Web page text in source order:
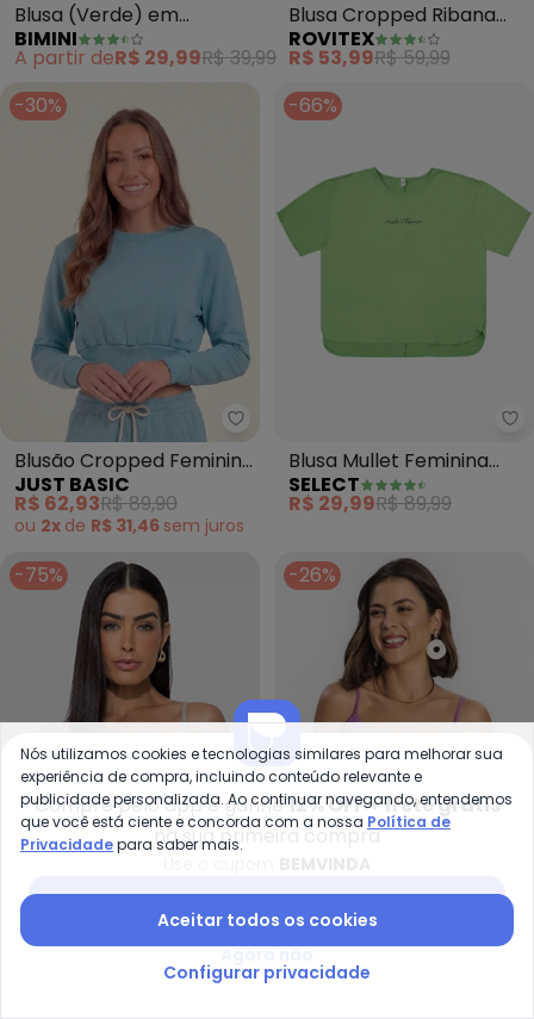
Blusa (Verde) em
Canelado
BIMINI
A partir deR$ 29,99R$ 39,99
Blusa Cropped Ribana
Básica (Bege)
ROVITEX
R$ 53,99R$ 59,99
-30%
Just Basic - Blusão Cropped
Blusão Cropped Feminino
Moletom Azul
JUST BASIC
R$ 62,93R$ 89,90
ou 2x de R$ 31,46 sem juros
-66%
Blusa Mullet Feminina
(Verde)
SELECT
R$ 29,99R$ 89,99
-75%
Enfim - Blusa (Taupe) Justa
Blusa (Taupe) Justa em
ENFIM
R$ 169,00
-26%
Top Feminino em Air Flow
(Roxo)
ROVITEX
R$ 36,99
Compre pelo app e ganhe12% OFF + frete grátis
na sua primeira compra
Nós utilizamos cookies e tecnologias similares para melhorar sua
experiência de compra, incluindo conteúdo relevante e
publicidade personalizada. Ao continuar navegando, entendemos
que você está ciente e concorda com a nossa Política de
Privacidadepara saber mais.
Aceitar todos os cookies
Configurar privacidade